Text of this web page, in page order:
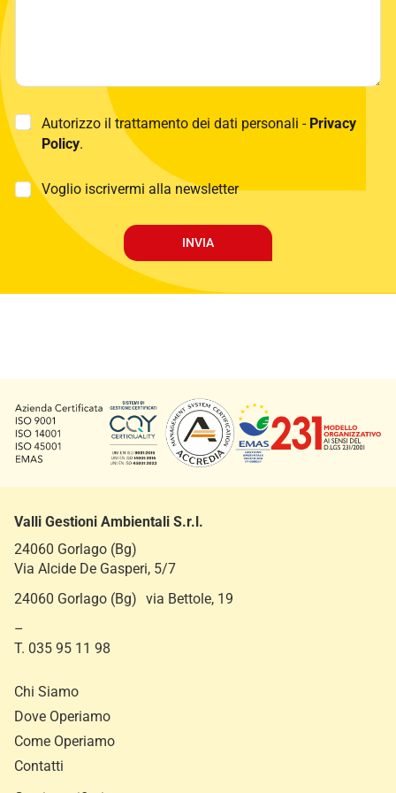
P
i
a
i
Autorizzo il trattamento dei dati personali - Privacy
Policy.
M
i
Voglio iscrivermi alla newsletter
INVIA
Valli Gestioni Ambientali S.r.l.
24060 Gorlago (Bg)
Via Alcide De Gasperi, 5/7
24060 Gorlago (Bg) via Bettole, 19
–
T. 035 95 11 98
Chi Siamo
Dove Operiamo
Come Operiamo
Contatti